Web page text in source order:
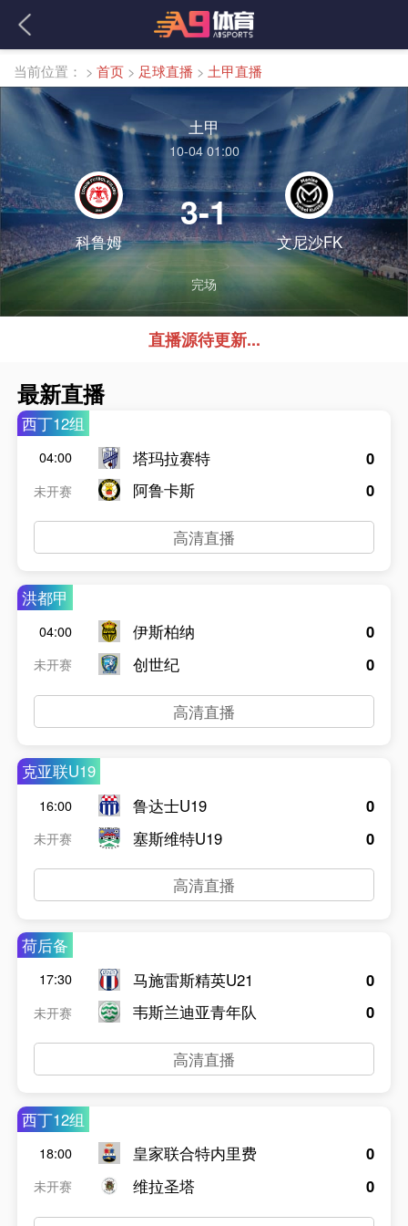
当前位置： > 首页 > 足球直播 > 土甲直播
土甲
10-04 01:00
科鲁姆
3-1
文尼沙FK
完场
直播源待更新...
最新直播
西丁12组
04:00
未开赛
塔玛拉赛特
阿鲁卡斯
0
0
高清直播
洪都甲
04:00
未开赛
伊斯柏纳
创世纪
0
0
高清直播
克亚联U19
16:00
未开赛
鲁达士U19
塞斯维特U19
0
0
高清直播
荷后备
17:30
未开赛
马施雷斯精英U21
韦斯兰迪亚青年队
0
0
高清直播
西丁12组
18:00
未开赛
皇家联合特内里费
维拉圣塔
0
0